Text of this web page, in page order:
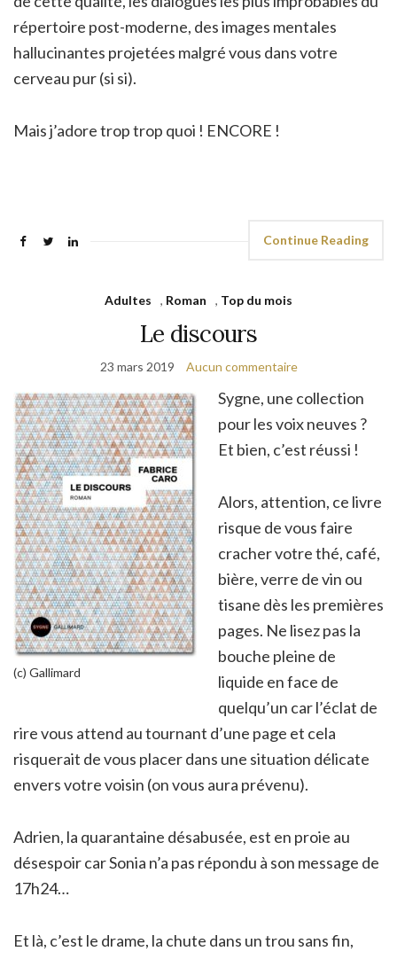
répertoire post-moderne, des images mentales
hallucinantes projetées malgré vous dans votre
cerveau pur (si si).
Mais j’adore trop trop quoi ! ENCORE !
Continue Reading
Adultes , Roman , Top du mois
Le discours
23 mars 2019 Aucun commentaire
(c) Gallimard
Sygne, une collection
pour les voix neuves ?
Et bien, c’est réussi !
Alors, attention, ce livre
risque de vous faire
cracher votre thé, café,
bière, verre de vin ou
tisane dès les premières
pages. Ne lisez pas la
bouche pleine de
liquide en face de
quelqu’un car l’éclat de
rire vous attend au tournant d’une page et cela
risquerait de vous placer dans une situation délicate
envers votre voisin (on vous aura prévenu).
Adrien, la quarantaine désabusée, est en proie au
désespoir car Sonia n’a pas répondu à son message de
17h24…
Et là, c’est le drame, la chute dans un trou sans fin,